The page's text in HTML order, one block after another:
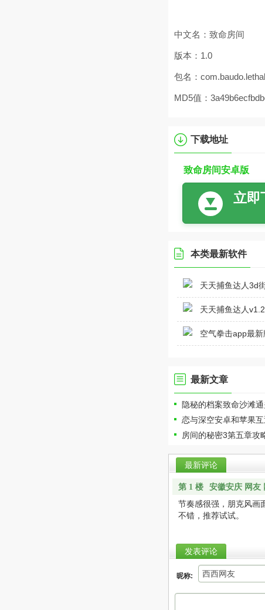
中文名：致命房间
版本：1.0
包名：
MD5值：
下载地址
致命房间安卓版
立即
本类最新软件
天天捕鱼达人3d
天天捕鱼达人
空气拳击app最
最新文章
隐秘的档案致命沙滩
恋与深空安卓和苹果
房间的秘密3第五章攻
最新评论
第 1 楼 安徽安庆 网友
节奏感很强，朋克风画
不错，推荐试试。
发表评论
昵称: